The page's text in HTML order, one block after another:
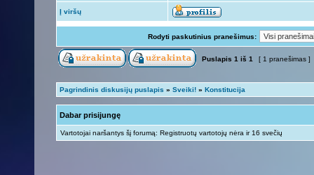
Į viršų
Rodyti paskutinius pranešimus:
Puslapis 1 iš 1 [ 1 pranešimas ]
Pagrindinis diskusijų puslapis » Sveiki! » Konstitucija
Dabar prisijungę
Vartotojai naršantys šį forumą: Registruotų vartotojų nėra ir 16 svečių